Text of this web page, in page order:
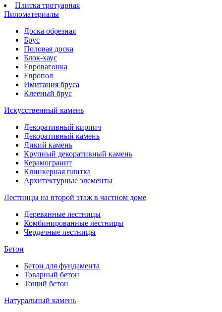
Плитка тротуарная
Пиломатериалы
Доска обрезная
Брус
Половая доска
Блок-хаус
Евровагонка
Европол
Имитация бруса
Клееный брус
Искусственный камень
Декоративный кирпич
Декоративный камень
Дикий камень
Крупный декоративный камень
Керамогранит
Клинкерная плитка
Архитектурные элементы
Лестницы на второй этаж в частном доме
Деревянные лестницы
Комбинированные лестницы
Чердачные лестницы
Бетон
Бетон для фундамента
Товарный бетон
Тощий бетон
Натуральный камень